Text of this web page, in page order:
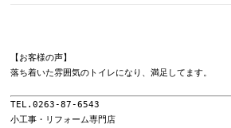
【お客様の声】
落ち着いた雰囲気のトイレになり、満足してます。
TEL.0263-87-6543
小工事・リフォーム専門店